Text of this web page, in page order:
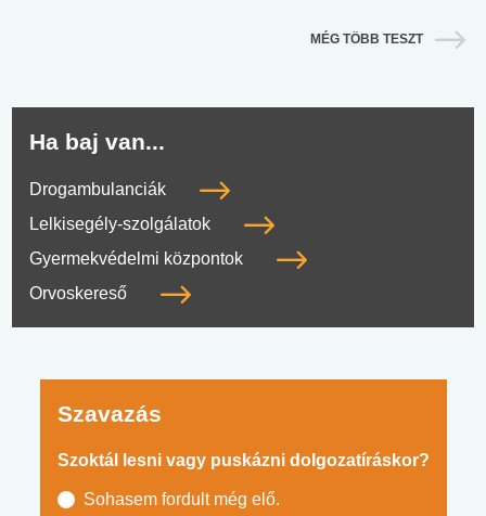
MÉG TÖBB TESZT
Ha baj van...
Drogambulanciák
Lelkisegély-szolgálatok
Gyermekvédelmi központok
Orvoskereső
Szavazás
Szoktál lesni vagy puskázni dolgozatíráskor?
Sohasem fordult még elő.